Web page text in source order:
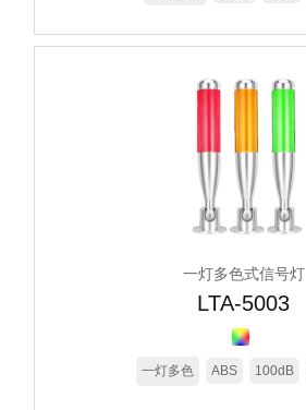
一灯多色式信号灯
LTA-5003
一灯多色 ABS 100dB